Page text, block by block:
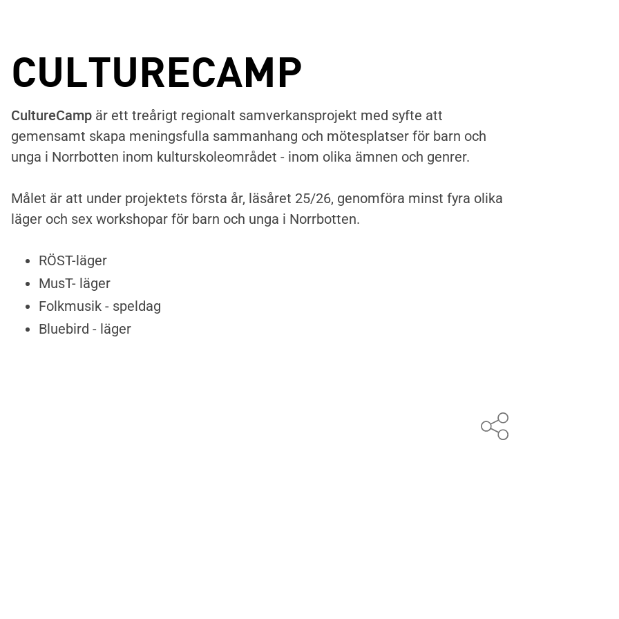
CULTURECAMP
CultureCamp är ett treårigt regionalt samverkansprojekt med syfte att
gemensamt skapa meningsfulla sammanhang och mötesplatser för barn och
unga i Norrbotten inom kulturskoleområdet - inom olika ämnen och genrer.
Målet är att under projektets första år, läsåret 25/26, genomföra minst fyra olika
läger och sex workshopar för barn och unga i Norrbotten.
RÖST-läger
MusT- läger
Folkmusik - speldag
Bluebird - läger